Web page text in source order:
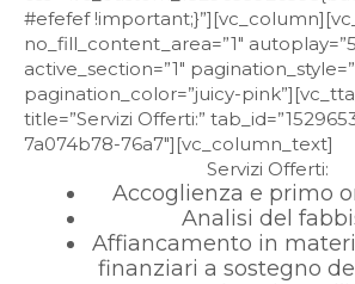
#efefef
no_fill_content_area=”1″
active_section=”1″
pagination_color=”juicy-
title=”Servizi Offerti:”
7a074b78-76a7″][vc_column_text]
Servizi Offerti:
Accoglienza e primo
Analisi del
Affiancamento in
finanziari a sostegno